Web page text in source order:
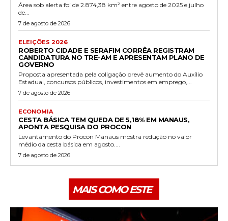
Área sob alerta foi de 2.874,38 km² entre agosto de 2025 e julho
de...
7 de agosto de 2026
ELEIÇÕES 2026
ROBERTO CIDADE E SERAFIM CORRÊA REGISTRAM
CANDIDATURA NO TRE-AM E APRESENTAM PLANO DE
GOVERNO
Proposta apresentada pela coligação prevê aumento do Auxílio
Estadual, concursos públicos, investimentos em emprego,...
7 de agosto de 2026
ECONOMIA
CESTA BÁSICA TEM QUEDA DE 5,18% EM MANAUS,
APONTA PESQUISA DO PROCON
Levantamento do Procon Manaus mostra redução no valor
médio da cesta básica em agosto....
7 de agosto de 2026
MAIS COMO ESTE